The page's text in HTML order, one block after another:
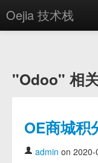
Oejia 技术栈
方案
分享
"Odoo" 相
OE商城积
admin on 2020-